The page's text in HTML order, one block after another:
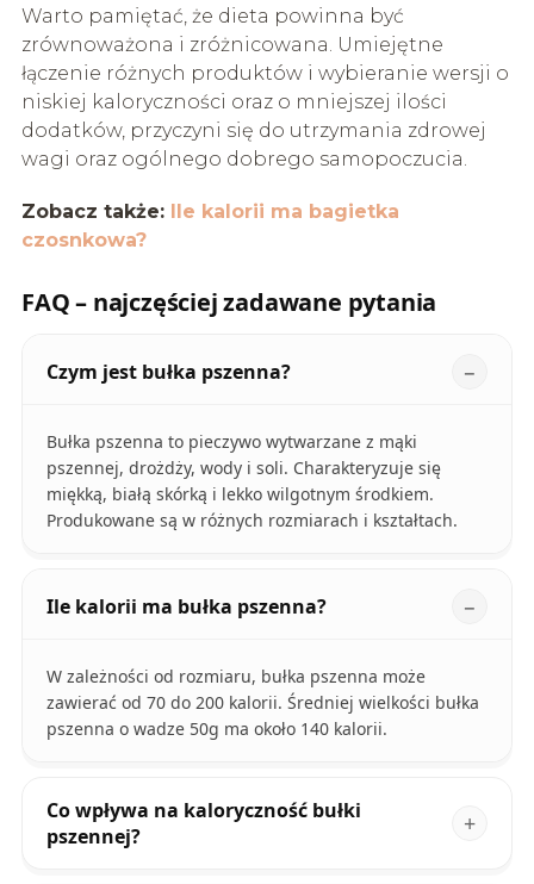
Warto pamiętać, że dieta powinna być
zrównoważona i zróżnicowana. Umiejętne
łączenie różnych produktów i wybieranie wersji o
niskiej kaloryczności oraz o mniejszej ilości
dodatków, przyczyni się do utrzymania zdrowej
wagi oraz ogólnego dobrego samopoczucia.
Zobacz także:Ile kalorii ma bagietka
czosnkowa?
FAQ – najczęściej zadawane pytania
Czym jest bułka pszenna?
Bułka pszenna to pieczywo wytwarzane z mąki
pszennej, drożdży, wody i soli. Charakteryzuje się
miękką, białą skórką i lekko wilgotnym środkiem.
Produkowane są w różnych rozmiarach i kształtach.
Ile kalorii ma bułka pszenna?
W zależności od rozmiaru, bułka pszenna może
zawierać od 70 do 200 kalorii. Średniej wielkości bułka
pszenna o wadze 50g ma około 140 kalorii.
Co wpływa na kaloryczność bułki
pszennej?